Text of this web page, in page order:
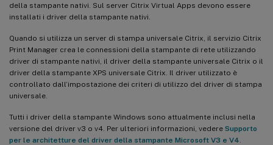
della stampante nativi. Sul server Citrix Virtual Apps devono essere
installati i driver della stampante nativi.
Quando si utilizza un server di stampa universale Citrix, il servizio Citrix
Print Manager crea le connessioni della stampante di rete utilizzando
driver di stampante nativi, il driver della stampante universale Citrix o il
driver della stampante XPS universale Citrix. Il driver utilizzato è
controllato dall’impostazione dei criteri di utilizzo del driver di stampa
universale.
Tutti i driver della stampante Windows sono attualmente inclusi nella
versione del driver v3 o v4. Per ulteriori informazioni, vedere Supporto
per le architetture del driver della stampante Microsoft V3 e V4